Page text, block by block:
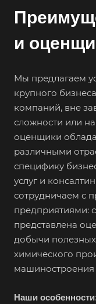
и
Мы предлагаем
крупного
компаний, вне
сложности или
оценщики
различными
специфику
услуг и
сотрудничаем с
предприятиями:
представлена
добычи
химического
машиностроения
Наши
Волжский
Вологда
Волосово
Волхов
Вольск
Воркута
Воронеж
Воткинск
Всеволожск
Выборг
Вязники